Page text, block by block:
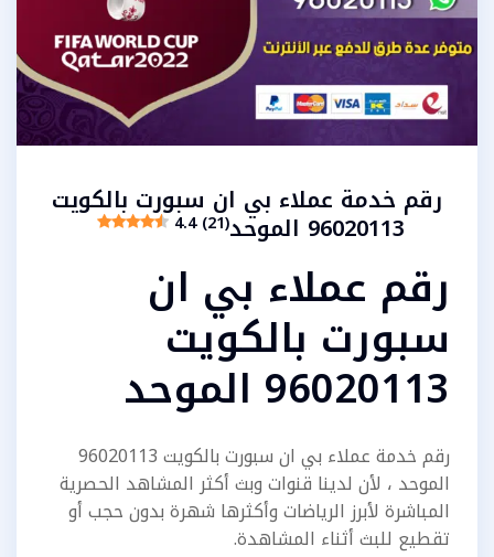
رقم خدمة عملاء بي ان سبورت بالكويت
96020113 الموحد 4.4 (21)
رقم عملاء بي ان
سبورت بالكويت
96020113 الموحد
رقم خدمة عملاء بي ان سبورت بالكويت 96020113
الموحد ، لأن لدينا قنوات وبث أكثر المشاهد الحصرية
المباشرة لأبرز الرياضات وأكثرها شهرة بدون حجب أو
تقطيع للبث أثناء المشاهدة.